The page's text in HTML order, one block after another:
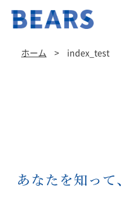
ホーム > index_test